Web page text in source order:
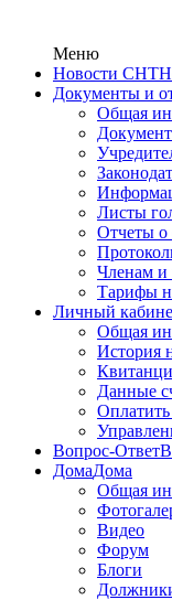
Меню
Новости СНТ
Документы и
Общая
Листы
Отчеты о
Членам
Тарифы
Личный
Общая
История
Данные
Оплатить
Вопрос-Ответ
ДомаДома
Общая
Видео
Форум
Блоги